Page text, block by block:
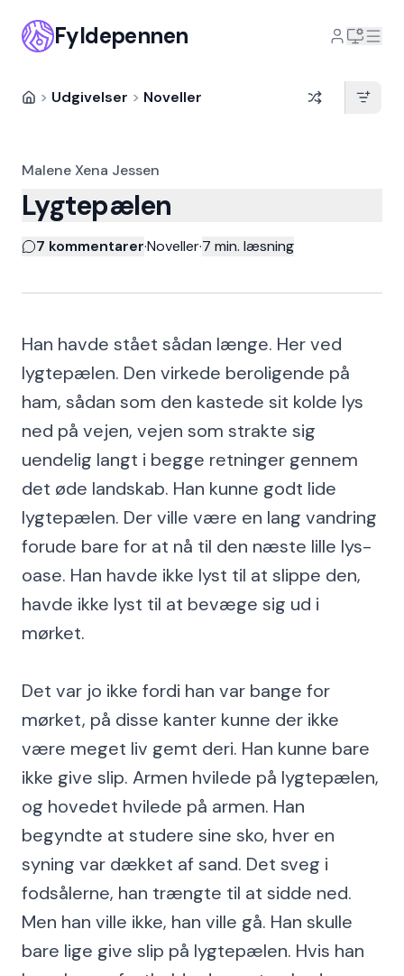
Fyldepennen
> Udgivelser > Noveller
Malene Xena Jessen
Lygtepælen
7 kommentarer·Noveller·7 min. læsning
Han havde stået sådan længe. Her ved
lygtepælen. Den virkede beroligende på
ham, sådan som den kastede sit kolde lys
ned på vejen, vejen som strakte sig
uendelig langt i begge retninger gennem
det øde landskab. Han kunne godt lide
lygtepælen. Der ville være en lang vandring
forude bare for at nå til den næste lille lys-
oase. Han havde ikke lyst til at slippe den,
havde ikke lyst til at bevæge sig ud i
mørket.
Det var jo ikke fordi han var bange for
mørket, på disse kanter kunne der ikke
være meget liv gemt deri. Han kunne bare
ikke give slip. Armen hvilede på lygtepælen,
og hovedet hvilede på armen. Han
begyndte at studere sine sko, hver en
syning var dækket af sand. Det sveg i
fodsålerne, han trængte til at sidde ned.
Men han ville ikke, han ville gå. Han skulle
bare lige give slip på lygtepælen. Hvis han